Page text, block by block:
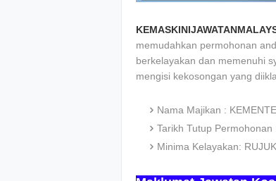
memudahkan permohonan
berkelayakan dan memenuhi
mengisi kekosongan yang
Nama Majikan :
Tarikh Tutup Permohonan
Minima Kelayakan: